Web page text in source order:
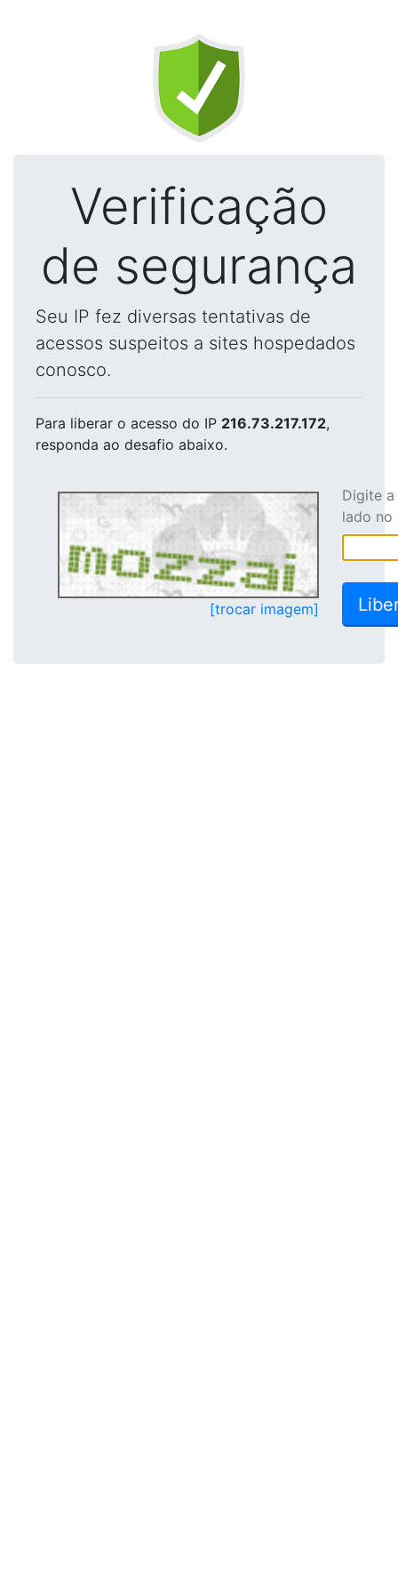
Verificação
de segurança
Seu IP fez diversas tentativas de
acessos suspeitos a sites hospedados
conosco.
Para liberar o acesso do IP 216.73.217.172,
responda ao desafio abaixo.
[trocar imagem]
Digite
lado no